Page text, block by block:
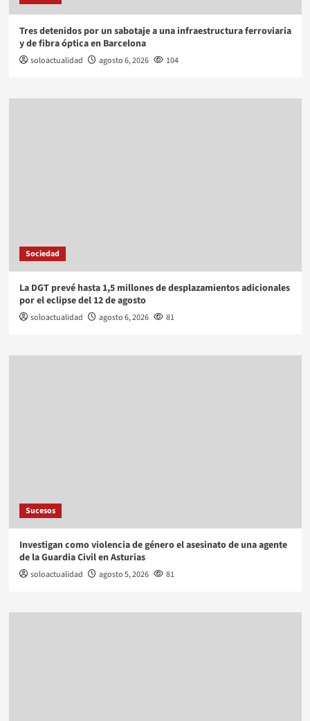
Tres detenidos por un sabotaje a una infraestructura ferroviaria
y de fibra óptica en Barcelona
soloactualidad agosto 6, 2026 104
Sociedad
La DGT prevé hasta 1,5 millones de desplazamientos adicionales
por el eclipse del 12 de agosto
soloactualidad agosto 6, 2026 81
Sucesos
Investigan como violencia de género el asesinato de una agente
de la Guardia Civil en Asturias
soloactualidad agosto 5, 2026 81